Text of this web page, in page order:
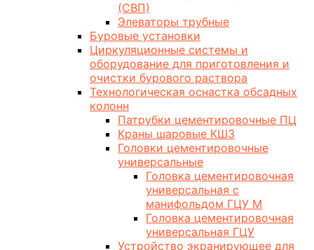
(СВП)
Элеваторы трубные
Буровые установки
Циркуляционные системы и
оборудование для приготовления и
очистки бурового раствора
Технологическая оснастка обсадных
колонн
Патрубки цементировочные ПЦ
Краны шаровые КШЗ
Головки цементировочные
универсальные
Головка цементировочная
универсальная с
манифольдом ГЦУ М
Головка цементировочная
универсальная ГЦУ
Устройство экранирующее для